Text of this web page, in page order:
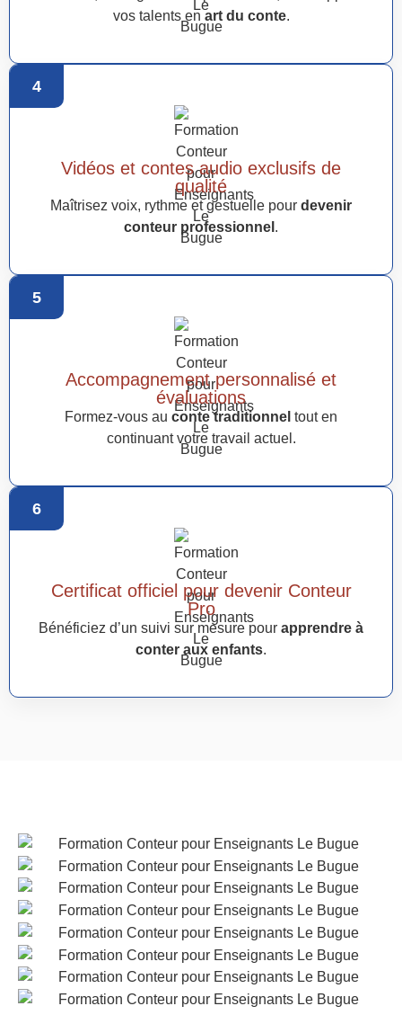
vos talents en art du conte.
4
Vidéos et contes audio exclusifs de
qualité
Maîtrisez voix, rythme et gestuelle pour devenir
conteur professionnel .
5
Accompagnement personnalisé et
évaluations
Formez-vous au conte traditionnel tout en
continuant votre travail actuel.
6
Certificat officiel pour devenir Conteur
Pro
Bénéficiez d’un suivi sur mesure pour apprendre à
conter aux enfants.